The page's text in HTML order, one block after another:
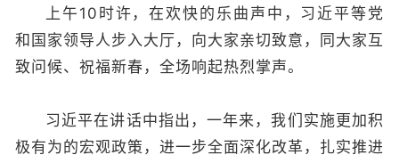
上午10时许，在欢快的乐曲声中，习近平等党
和国家领导人步入大厅，向大家亲切致意，同大家互
致问候、祝福新春，全场响起热烈掌声。
习近平在讲话中指出，一年来，我们实施更加积
极有为的宏观政策，进一步全面深化改革，扎实推进